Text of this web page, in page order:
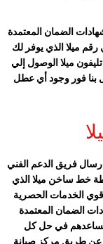
الضمان المعتمدة
رقم ميلا الذي يوفر لك
ميلا الوصول إلي
بنا فور وجود أي عطل
ارسال فريق الدعم الفني
خط ساخن ميلا الذي
الخدمات الحصرية
الضمان المعتمدة
في حل كل
عن طريق مركز صيانة